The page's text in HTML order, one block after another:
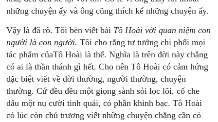
những chuyện ấy và ông cũng thích kể những chuyện ấy.
Vậy là đã rõ. Tôi bèn viết bài Tô Hoài với quan niệm con
người là con người. Tôi cho rằng tư tưởng chi phối mọi
tác phẩm củaTô Hoài là thế. Nghĩa là trên đời này chẳng
có ai là thần thánh gì hết. Cho nên Tô Hoài có cảm hứng
đặc biệt viết về đời thường, người thường, chuyện
thường. Cứ đều đều một giọng sành sỏi lọc lõi, cố che
dấu một nụ cười tinh quái, có phần khinh bạc. Tô Hoài
có lúc còn chủ trương viết những chuyện chẳng cần có